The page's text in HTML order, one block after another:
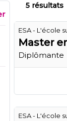
5 résultats
ESA - L'école
Master
Diplômante
ESA - L'école